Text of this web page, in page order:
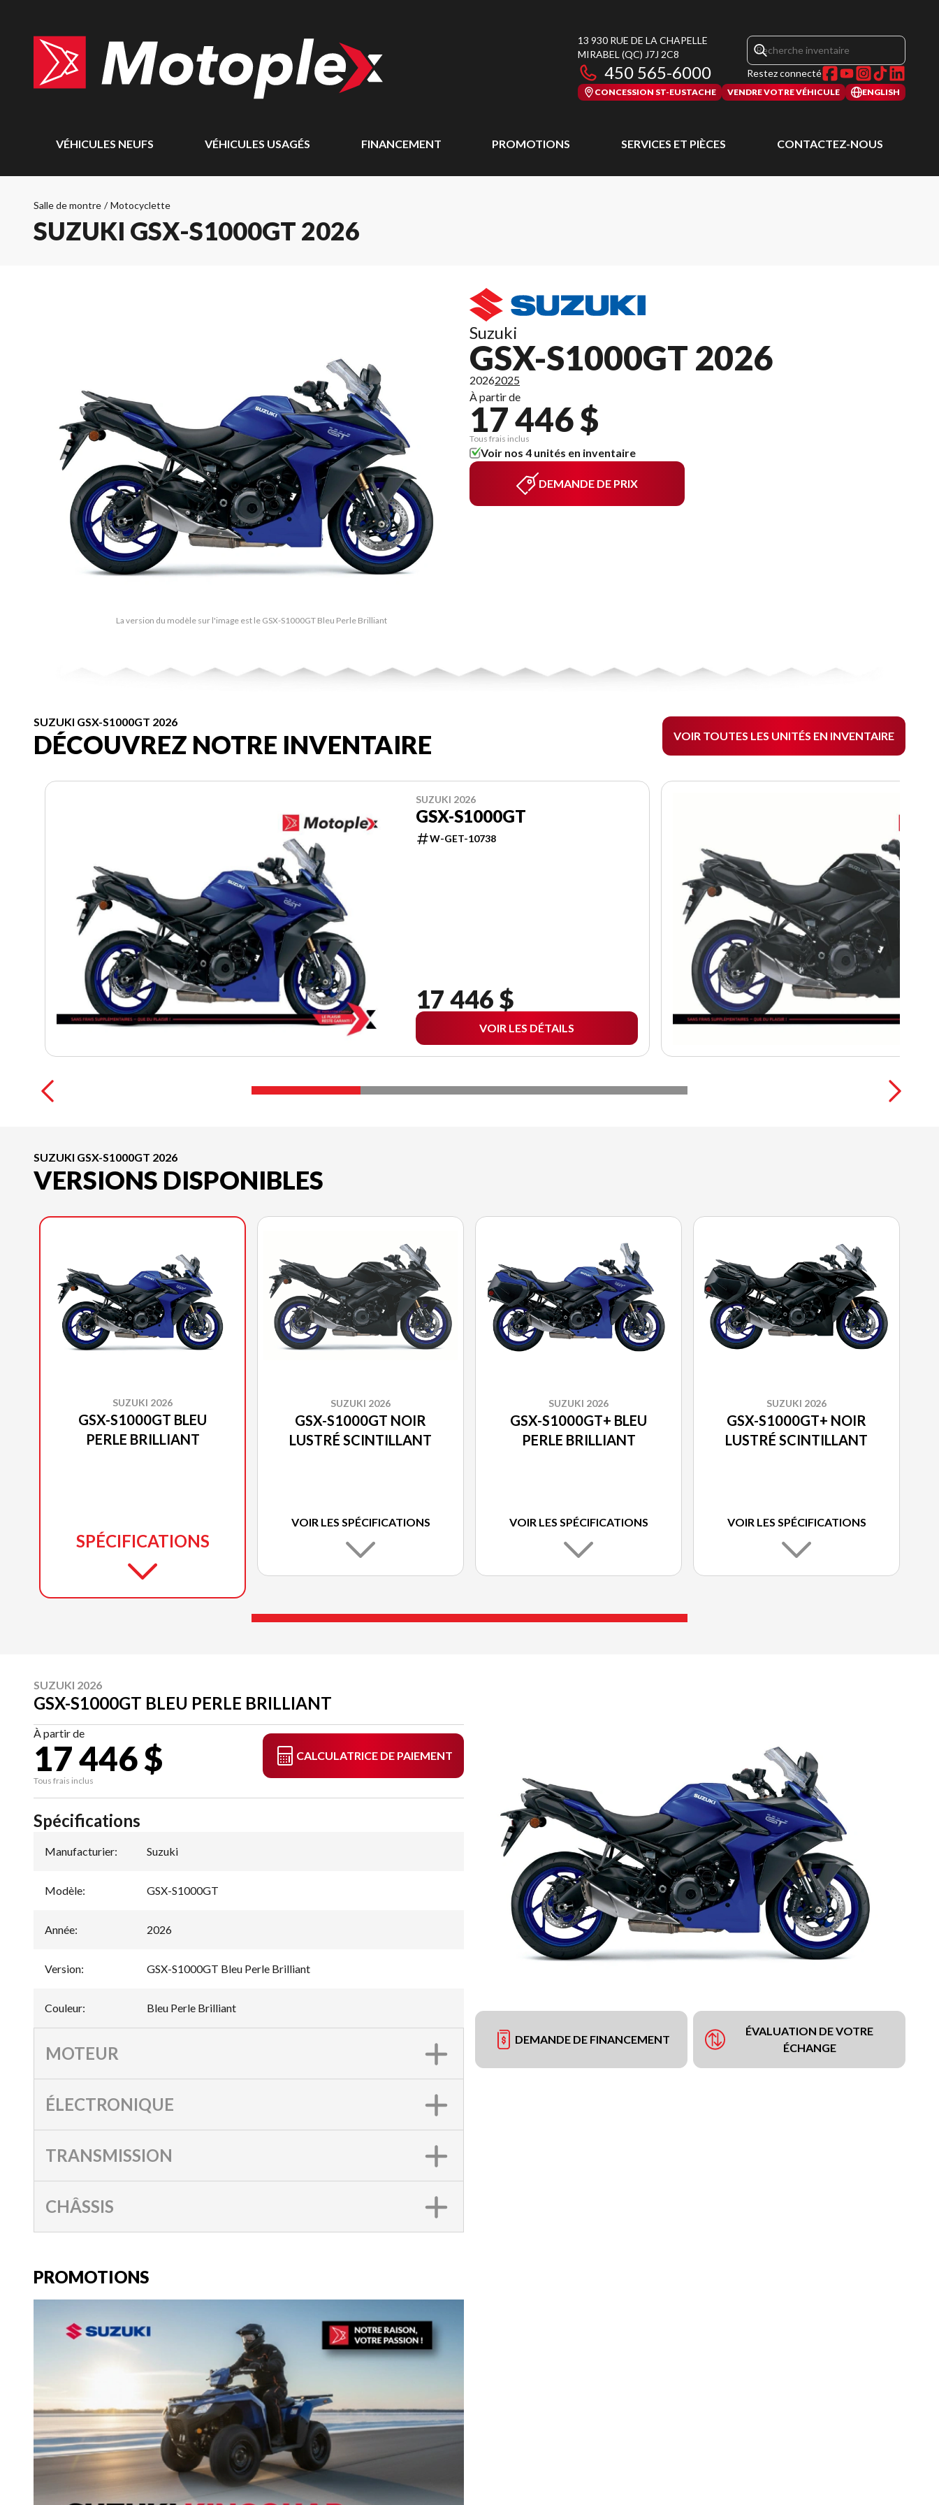
13 930 RUE DE LA CHAPELLE
MIRABEL (QC) J7J 2C8
450 565-6000 Restez connecté
CONCESSION ST-EUSTACHE VENDRE VOTRE VÉHICULE ENGLISH
VÉHICULES NEUFS VÉHICULES USAGÉS FINANCEMENT PROMOTIONS SERVICES ET PIÈCES CONTACTEZ-NOUS
Salle de montre / Motocyclette
SUZUKI GSX-S1000GT 2026
La version du modèle sur l'image est le GSX-S1000GT Bleu Perle Brilliant
Suzuki
GSX-S1000GT 2026
20262025
À partir de
17 446 $
Tous frais inclus
Voir nos 4 unités en inventaire
DEMANDE DE PRIX
SUZUKI GSX-S1000GT 2026
DÉCOUVREZ NOTRE INVENTAIRE VOIR TOUTES LES UNITÉS EN INVENTAIRE
SUZUKI 2026
GSX-S1000GT
W-GET-10738
17 446 $
VOIR LES DÉTAILS
SUZUKI GSX-S1000GT 2026
VERSIONS DISPONIBLES
SUZUKI 2026
GSX-S1000GT BLEU
PERLE BRILLIANT
SPÉCIFICATIONS
SUZUKI 2026
GSX-S1000GT NOIR
LUSTRÉ SCINTILLANT
VOIR LES SPÉCIFICATIONS
SUZUKI 2026
GSX-S1000GT+ BLEU
PERLE BRILLIANT
VOIR LES SPÉCIFICATIONS
SUZUKI 2026
GSX-S1000GT+ NOIR
LUSTRÉ SCINTILLANT
VOIR LES SPÉCIFICATIONS
SUZUKI 2026
GSX-S1000GT BLEU PERLE BRILLIANT
À partir de
17 446 $
Tous frais inclus
CALCULATRICE DE PAIEMENT
DEMANDE DE FINANCEMENT
ÉVALUATION DE VOTRE
ÉCHANGE
Spécifications
Manufacturier: Suzuki
Modèle: GSX-S1000GT
Année: 2026
Version: GSX-S1000GT Bleu Perle Brilliant
Couleur: Bleu Perle Brilliant
MOTEUR
ÉLECTRONIQUE
TRANSMISSION
CHÂSSIS
PROMOTIONS